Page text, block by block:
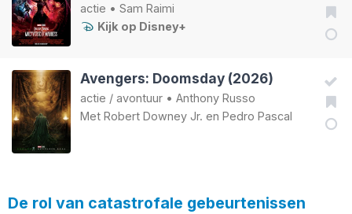
actie • Sam Raimi
Kijk op Disney+
Avengers: Doomsday (2026)
actie / avontuur • Anthony Russo
Met Robert Downey Jr. en Pedro Pascal
De rol van catastrofale gebeurtenissen